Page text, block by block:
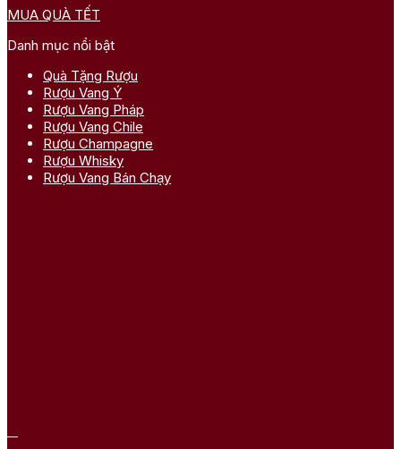
MUA QUÀ TẾT
Danh mục nổi bật
Quà Tặng Rượu
Rượu Vang Ý
Rượu Vang Pháp
Rượu Vang Chile
Rượu Champagne
Rượu Whisky
Rượu Vang Bán Chạy